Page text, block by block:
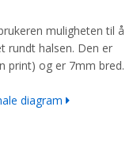
muligheten til å
rundt halsen. Den er
print) og er 7mm bred.
diagram